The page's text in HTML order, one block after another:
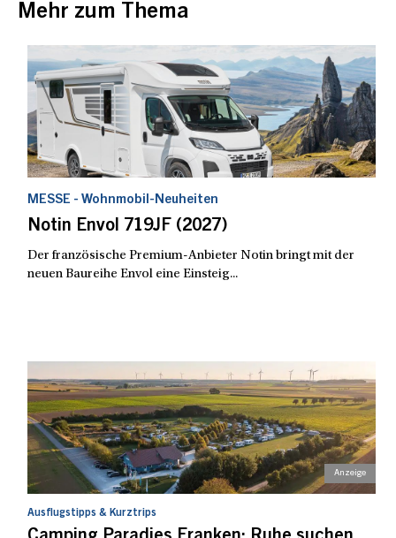
Mehr zum Thema
MESSE - Wohnmobil-Neuheiten
Notin Envol 719JF (2027)
Der französische Premium-Anbieter Notin bringt mit der
neuen Baureihe Envol eine Einsteig...
Ausflugstipps & Kurztrips